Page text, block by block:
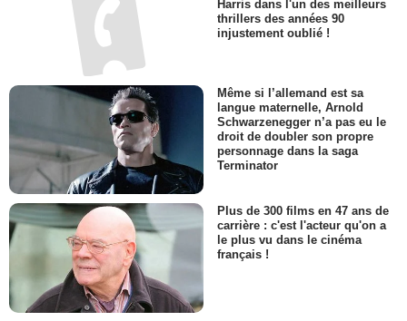
Harris dans l'un des meilleurs
thrillers des années 90
injustement oublié !
Même si l’allemand est sa
langue maternelle, Arnold
Schwarzenegger n’a pas eu le
droit de doubler son propre
personnage dans la saga
Terminator
Plus de 300 films en 47 ans de
carrière : c'est l'acteur qu'on a
le plus vu dans le cinéma
français !